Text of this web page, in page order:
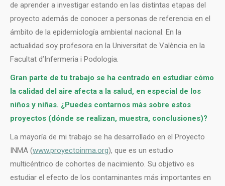
de aprender a investigar estando en las distintas etapas del
proyecto además de conocer a personas de referencia en el
ámbito de la epidemiología ambiental nacional. En la
actualidad soy profesora en la Universitat de València en la
Facultat d’Infermeria i Podologia.
Gran parte de tu trabajo se ha centrado en estudiar cómo
la calidad del aire afecta a la salud, en especial de los
niños y niñas. ¿Puedes contarnos más sobre estos
proyectos (dónde se realizan, muestra, conclusiones)?
La mayoría de mi trabajo se ha desarrollado en el Proyecto
INMA (www.proyectoinma.org), que es un estudio
multicéntrico de cohortes de nacimiento. Su objetivo es
estudiar el efecto de los contaminantes más importantes en